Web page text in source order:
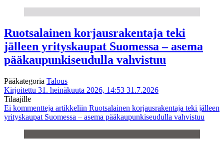
Ruotsalainen korjausrakentaja teki
jälleen yrityskaupat Suomessa – asema
pääkaupunkiseudulla vahvistuu
Pääkategoria Talous
Kirjoitettu 31. heinäkuuta 2026, 14:53 31.7.2026
Tilaajille
Ei kommentteja artikkeliin Ruotsalainen korjausrakentaja teki jälleen
yrityskaupat Suomessa – asema pääkaupunkiseudulla vahvistuu